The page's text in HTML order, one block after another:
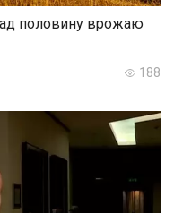
половину врожаю
188